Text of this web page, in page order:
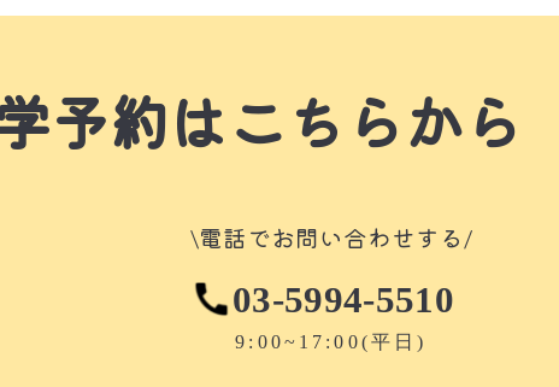
予約はこちらから
\電話でお問い合わせする/
03-5994-5510
9:00~17:00(平日)